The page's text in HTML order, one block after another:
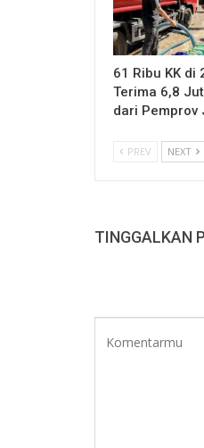
61 Ribu KK di
Terima 6,8
dari Pemprov
PREV NEXT
TINGGALKAN